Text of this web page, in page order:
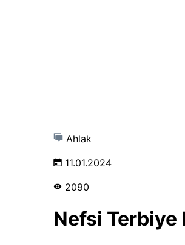
Ahlak
11.01.2024
2090
Nefsi Terbiye